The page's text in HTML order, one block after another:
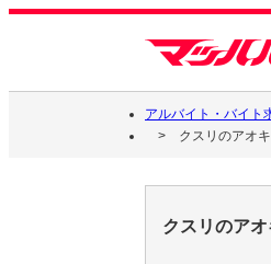
アルバイト・バイト
クスリのアオ
クスリのア